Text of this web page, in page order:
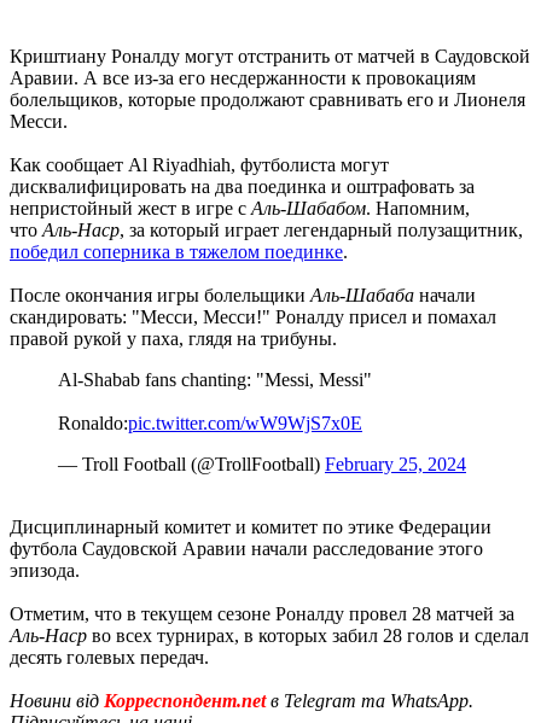
Криштиану Роналду могут отстранить от матчей в Саудовской
Аравии. А все из-за его несдержанности к провокациям
болельщиков, которые продолжают сравнивать его и Лионеля
Месси.
Как сообщает Al Riyadhiah, футболиста могут
дисквалифицировать на два поединка и оштрафовать за
непристойный жест в игре с Аль-Шабабом. Напомним,
что Аль-Наср, за который играет легендарный полузащитник,
победил соперника в тяжелом поединке.
После окончания игры болельщики Аль-Шабаба начали
скандировать: "Месси, Месси!" Роналду присел и помахал
правой рукой у паха, глядя на трибуны.
Al-Shabab fans chanting: "Messi, Messi"
Ronaldo:pic.twitter.com/wW9WjS7x0E
— Troll Football (@TrollFootball) February 25, 2024
Дисциплинарный комитет и комитет по этике Федерации
футбола Саудовской Аравии начали расследование этого
эпизода.
Отметим, что в текущем сезоне Роналду провел 28 матчей за
Аль-Наср во всех турнирах, в которых забил 28 голов и сделал
десять голевых передач.
Новини від Корреспондент.netв Telegram та WhatsApp.